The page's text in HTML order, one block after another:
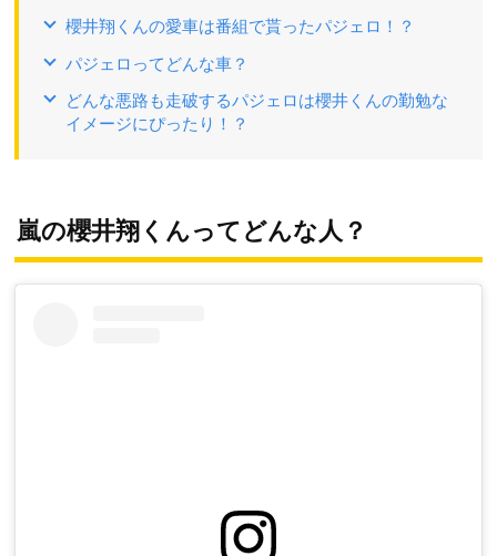
櫻井翔くんの愛車は番組で貰ったパジェロ！？
パジェロってどんな車？
どんな悪路も走破するパジェロは櫻井くんの勤勉な
イメージにぴったり！？
嵐の櫻井翔くんってどんな人？